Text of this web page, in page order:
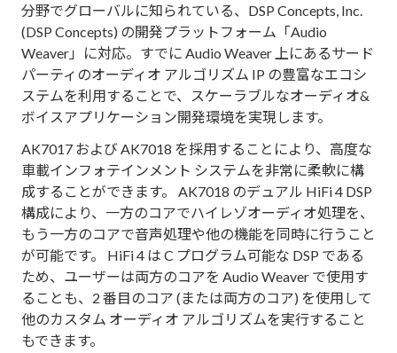
分野でグローバルに知られている、DSP Concepts, Inc.
(DSP Concepts) の開発プラットフォーム「Audio
Weaver」に対応。すでに Audio Weaver 上にあるサード
パーティのオーディオ アルゴリズム IP の豊富なエコシ
ステムを利用することで、スケーラブルなオーディオ&
ボイスアプリケーション開発環境を実現します。
AK7017 および AK7018 を採用することにより、高度な
車載インフォテインメント システムを非常に柔軟に構
成することができます。 AK7018 のデュアル HiFi 4 DSP
構成により、一方のコアでハイレゾオーディオ処理を、
もう一方のコアで音声処理や他の機能を同時に行うこと
が可能です。 HiFi 4 は C プログラム可能な DSP である
ため、ユーザーは両方のコアを Audio Weaver で使用す
ることも、2 番目のコア (または両方のコア) を使用して
他のカスタム オーディオ アルゴリズムを実行すること
もできます。